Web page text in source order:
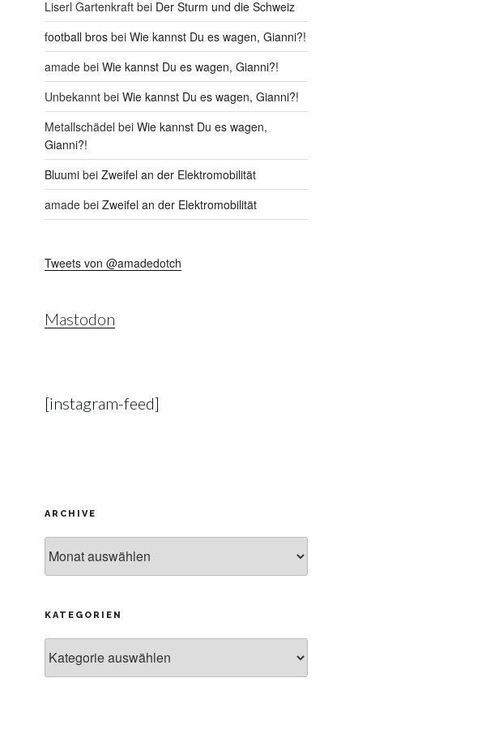
Liserl Gartenkraftbei Der Sturm und die Schweiz
football brosbei Wie kannst Du es wagen, Gianni?!
amadebei Wie kannst Du es wagen, Gianni?!
Unbekanntbei Wie kannst Du es wagen, Gianni?!
Metallschädel bei Wie kannst Du es wagen,
Gianni?!
Bluumibei Zweifel an der Elektromobilität
amadebei Zweifel an der Elektromobilität
Tweets von @amadedotch
Mastodon
[instagram-feed]
ARCHIVE
KATEGORIEN